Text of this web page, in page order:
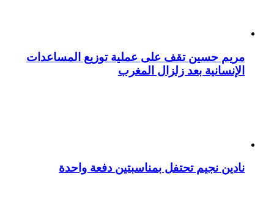
مريم حسين تقف على عملية توزيع المساعدات
الإنسانية بعد زلزال المغرب
نادين نجيم تحتفل بمناسبتين دفعة واحدة